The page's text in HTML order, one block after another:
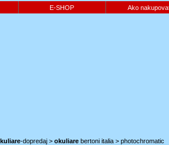
E-SHOP Ako
-dopredaj > okuliare bertoni italia > photochromatic